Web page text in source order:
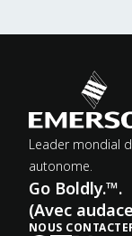
Leader mondial
autonome.
Go Boldly.™.
(Avec
NOUS